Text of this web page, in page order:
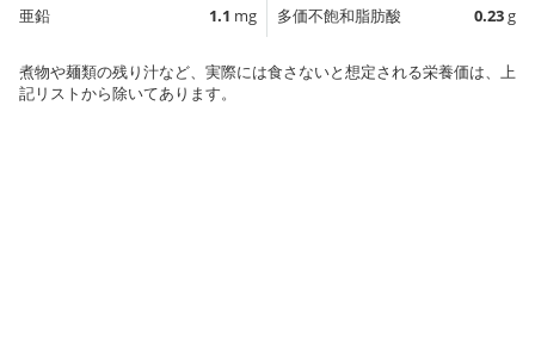
亜鉛
1.1 mg
多価不飽和脂肪酸
0.23g
煮物や麺類の残り汁など、実際には食さないと想定される栄養価は、上
記リストから除いてあります。